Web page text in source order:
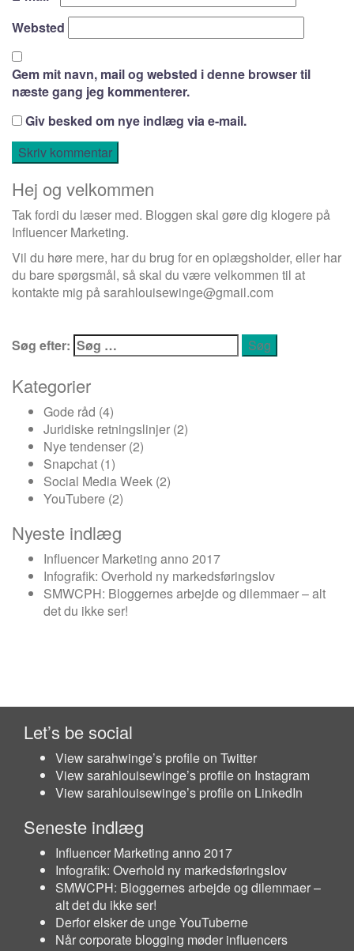
Websted
Gem mit navn, mail og websted i denne browser til
næste gang jeg kommenterer.
Giv besked om nye indlæg via e-mail.
Hej og velkommen
Tak fordi du læser med. Bloggen skal gøre dig klogere på
Influencer Marketing.
Vil du høre mere, har du brug for en oplægsholder, eller har
du bare spørgsmål, så skal du være velkommen til at
kontakte mig påsarahlouisewinge@gmail.com
Søg efter:
Kategorier
Gode råd (4)
Juridiske retningslinjer (2)
Nye tendenser (2)
Snapchat (1)
Social Media Week (2)
YouTubere (2)
Nyeste indlæg
Influencer Marketing anno 2017
Infografik: Overhold ny markedsføringslov
SMWCPH: Bloggernes arbejde og dilemmaer – alt
det du ikke ser!
Let’s be social
View sarahwinge’s profile on Twitter
View sarahlouisewinge’s profile on Instagram
View sarahlouisewinge’s profile on LinkedIn
Seneste indlæg
Influencer Marketing anno 2017
Infografik: Overhold ny markedsføringslov
SMWCPH: Bloggernes arbejde og dilemmaer –
alt det du ikke ser!
Derfor elsker de unge YouTuberne
Når corporate blogging møder influencers